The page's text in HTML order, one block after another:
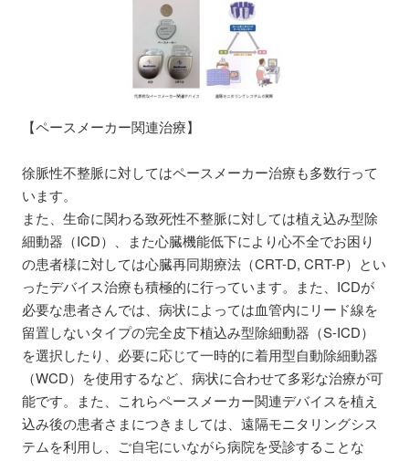
【ペースメーカー関連治療】
徐脈性不整脈に対してはペースメーカー治療も多数行って
います。
また、生命に関わる致死性不整脈に対しては植え込み型除
細動器（ICD）、また心臓機能低下により心不全でお困り
の患者様に対しては心臓再同期療法（CRT-D, CRT-P）とい
ったデバイス治療も積極的に行っています。また、ICDが
必要な患者さんでは、病状によっては血管内にリード線を
留置しないタイプの完全皮下植込み型除細動器（S-ICD）
を選択したり、必要に応じて一時的に着用型自動除細動器
（WCD）を使用するなど、病状に合わせて多彩な治療が可
能です。また、これらペースメーカー関連デバイスを植え
込み後の患者さまにつきましては、遠隔モニタリングシス
テムを利用し、ご自宅にいながら病院を受診することな